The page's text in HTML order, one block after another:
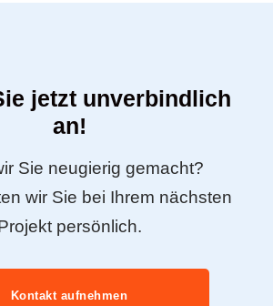
jetzt unverbindlich
an!
Sie neugierig gemacht?
wir Sie bei Ihrem nächsten
persönlich.
Kontakt aufnehmen